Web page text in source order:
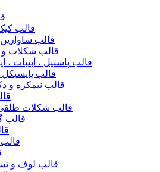
قالب
قالب
قالب شکلات و
قالب پاستیل ، آبنبات ،
قالب پاپسیکل
قالب نیمکره و
قالب شکلات طلقی
قالب
قالب لوف و